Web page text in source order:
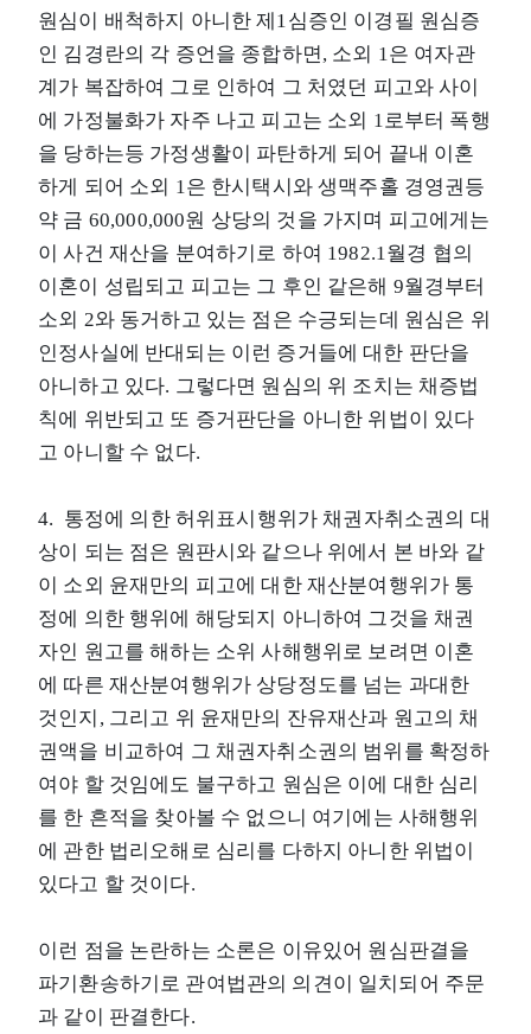
원심이 배척하지 아니한 제1심증인 이경필 원심증
인 김경란의 각 증언을 종합하면, 소외 1은 여자관
계가 복잡하여 그로 인하여 그 처였던 피고와 사이
에 가정불화가 자주 나고 피고는 소외 1로부터 폭행
을 당하는등 가정생활이 파탄하게 되어 끝내 이혼
하게 되어 소외 1은 한시택시와 생맥주홀 경영권등
약 금 60,000,000원 상당의 것을 가지며 피고에게는
이 사건 재산을 분여하기로 하여 1982.1월경 협의
이혼이 성립되고 피고는 그 후인 같은해 9월경부터
소외 2와 동거하고 있는 점은 수긍되는데 원심은 위
인정사실에 반대되는 이런 증거들에 대한 판단을
아니하고 있다. 그렇다면 원심의 위 조치는 채증법
칙에 위반되고 또 증거판단을 아니한 위법이 있다
고 아니할 수 없다.
4. 통정에 의한 허위표시행위가 채권자취소권의 대
상이 되는 점은 원판시와 같으나 위에서 본 바와 같
이 소외 윤재만의 피고에 대한 재산분여행위가 통
정에 의한 행위에 해당되지 아니하여 그것을 채권
자인 원고를 해하는 소위 사해행위로 보려면 이혼
에 따른 재산분여행위가 상당정도를 넘는 과대한
것인지, 그리고 위 윤재만의 잔유재산과 원고의 채
권액을 비교하여 그 채권자취소권의 범위를 확정하
여야 할 것임에도 불구하고 원심은 이에 대한 심리
를 한 흔적을 찾아볼 수 없으니 여기에는 사해행위
에 관한 법리오해로 심리를 다하지 아니한 위법이
있다고 할 것이다.
이런 점을 논란하는 소론은 이유있어 원심판결을
파기환송하기로 관여법관의 의견이 일치되어 주문
과 같이 판결한다.